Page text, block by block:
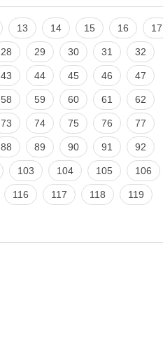
13 14 15 16 17
28 29 30 31 32
43 44 45 46 47
58 59 60 61 62
73 74 75 76 77
88 89 90 91 92
103 104 105 106
116 117 118 119